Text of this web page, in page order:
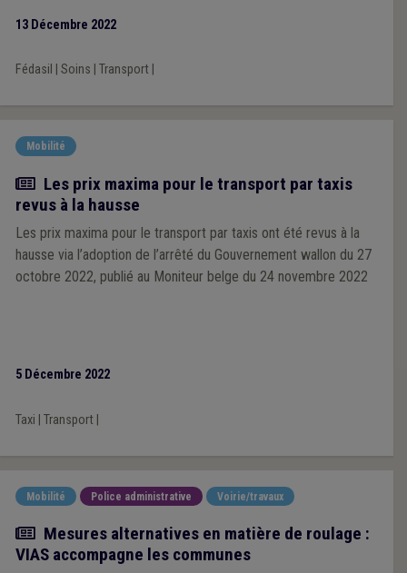
13 Décembre 2022
Fédasil Soins Transport|
Mobilité
Actualité
Les prix maxima pour le transport par taxis
revus à la hausse
Les prix maxima pour le transport par taxis ont été revus à la
hausse via l’adoption de l’arrêté du Gouvernement wallon du 27
octobre 2022, publié au Moniteur belge du 24 novembre 2022
5 Décembre 2022
Taxi Transport|
Mobilité Police administrative Voirie/travaux
Article
Mesures alternatives en matière de roulage :
VIAS accompagne les communes